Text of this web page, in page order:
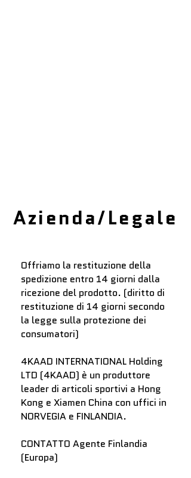
Azienda/Legale
Offriamo la restituzione della
spedizione entro 14 giorni dalla
ricezione del prodotto. (diritto di
restituzione di 14 giorni secondo
la legge sulla protezione dei
consumatori)
4KAAD INTERNATIONAL Holding
LTD (4KAAD) è un produttore
leader di articoli sportivi a Hong
Kong e Xiamen China​ con uffici in
NORVEGIA e FINLANDIA.
CONTATTO Agente Finlandia
(Europa)